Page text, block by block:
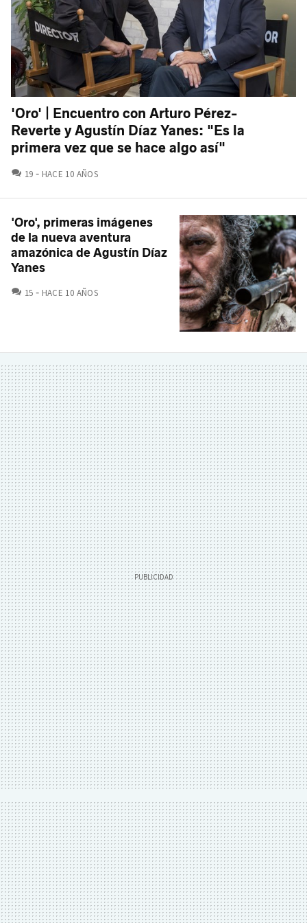
'Oro' | Encuentro con Arturo Pérez-
Reverte y Agustín Díaz Yanes: "Es la
primera vez que se hace algo así"
19 COMENTARIOS
HACE 10 AÑOS
'Oro', primeras imágenes
de la nueva aventura
amazónica de Agustín Díaz
Yanes
15 COMENTARIOS
HACE 10 AÑOS